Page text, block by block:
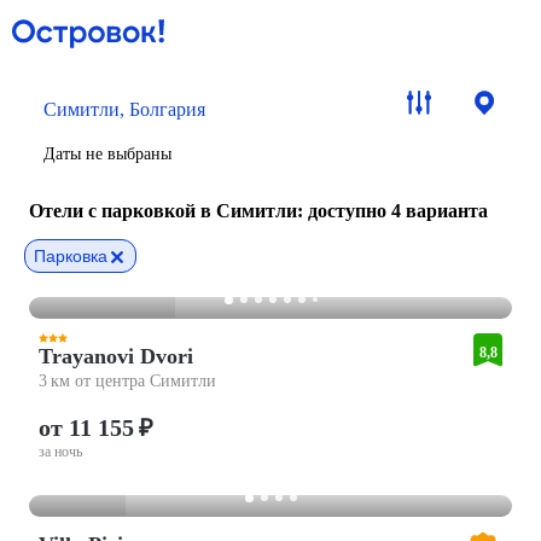
Симитли, Болгария
Даты не выбраны
Отели с парковкой в Симитли: доступно 4 варианта
Парковка
Trayanovi Dvori
3 км от центра Симитли
8,8
от 11 155 ₽
за ночь